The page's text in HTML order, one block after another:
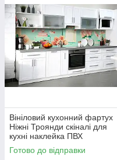
Вініловий кухонний фартух
Ніжні Троянди скіналі для
кухні наклейка ПВХ
Абстракція на блакитному тлі
600х2000 мм
Готово до відправки